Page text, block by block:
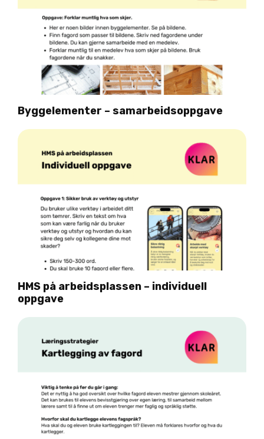
Byggelementer – samarbeidsoppgave
HMS på arbeidsplassen – individuell
oppgave